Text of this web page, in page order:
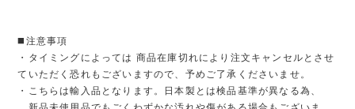
◼️注意事項
・タイミングによっては 商品在庫切れにより注文キャンセルとさせ
ていただく恐れもございますので、予めご了承くださいませ。
・こちらは輸入品となります。日本製とは検品基準が異なる為、